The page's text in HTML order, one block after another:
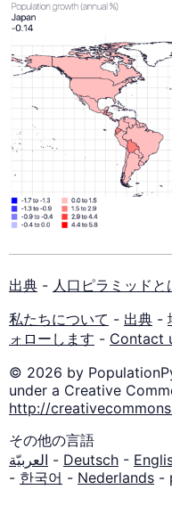
出典 - 人口ピラミッドと
私たちについて - 出典 -
ォローします - Contact
© 2026 by
under a Creative
http://
その他の言語
العربيّة - Deutsch -
- 한국어 - Nederlands -